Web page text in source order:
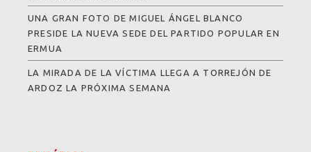
UNA GRAN FOTO DE MIGUEL ÁNGEL BLANCO
PRESIDE LA NUEVA SEDE DEL PARTIDO POPULAR EN
ERMUA
LA MIRADA DE LA VÍCTIMA LLEGA A TORREJÓN DE
ARDOZ LA PRÓXIMA SEMANA